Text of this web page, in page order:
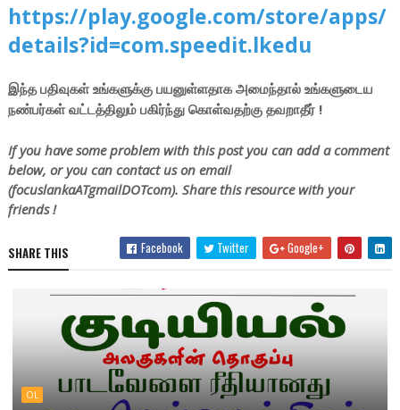
https://play.google.com/store/apps/
details?id=com.speedit.lkedu
இந்த பதிவுகள் உங்களுக்கு பயனுள்ளதாக அமைந்தால் உங்களுடைய
நண்பர்கள் வட்டத்திலும் பகிர்ந்து கொள்வதற்கு தவறாதீர் !
If you have some problem with this post you can add a comment
below, or you can contact us on email
(focuslankaATgmailDOTcom). Share this resource with your
friends !
SHARE THIS Facebook Twitter Google+
OL